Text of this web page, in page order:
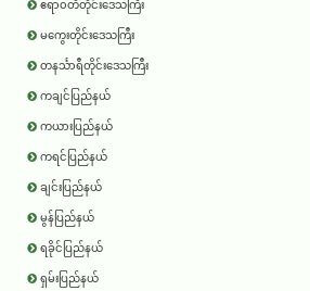
ဧရာ၀တီတိုင်းဒေသကြီး
မကွေးတိုင်းဒေသကြီး
တနင်္သာရီတိုင်းဒေသကြီး
ကချင်ပြည်နယ်
ကယားပြည်နယ်
ကရင်ပြည်နယ်
ချင်းပြည်နယ်
မွန်ပြည်နယ်
ရခိုင်ပြည်နယ်
ရှမ်းပြည်နယ်